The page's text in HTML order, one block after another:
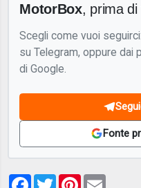
MotorBox, prima di
Scegli come vuoi
su Telegram, oppure dai
di Google.
Fonte
Facebook
TwitterPinterest